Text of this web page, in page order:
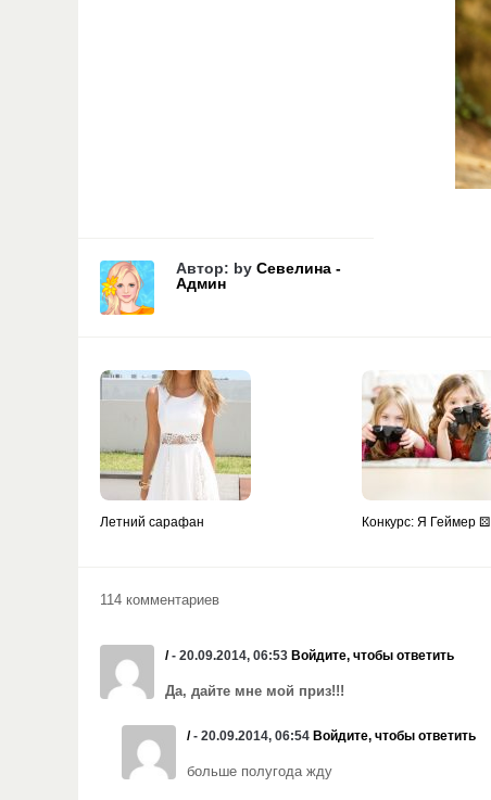
Автор: by Севелина -
Админ
Летний сарафан Конкурс: Я Геймер ⚄
114 комментариев
/- 20.09.2014, 06:53 Войдите, чтобы ответить
Да, дайте мне мой приз!!!
/- 20.09.2014, 06:54 Войдите, чтобы ответить
больше полугода жду